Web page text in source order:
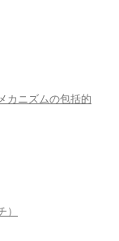
カニズムの包括的